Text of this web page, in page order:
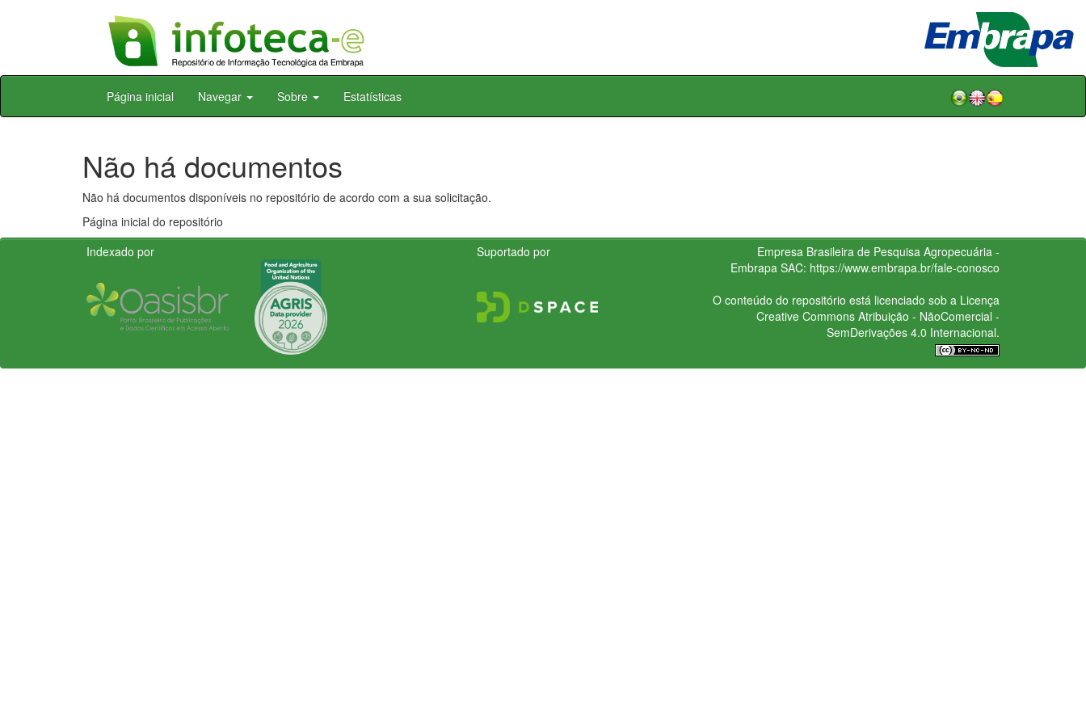
Skip
Página inicial Navegar Sobre Estatísticas
Não há documentos
Não há documentos disponíveis no repositório de acordo com a sua solicitação.
Página inicial do repositório
Indexado por
Suportado por
Empresa Brasileira de Pesquisa Agropecuária -
Embrapa SAC: https://www.embrapa.br/fale-conosco
O conteúdo do repositório está licenciado sob a Licença
Creative CommonsAtribuição - NãoComercial -
SemDerivações 4.0 Internacional.